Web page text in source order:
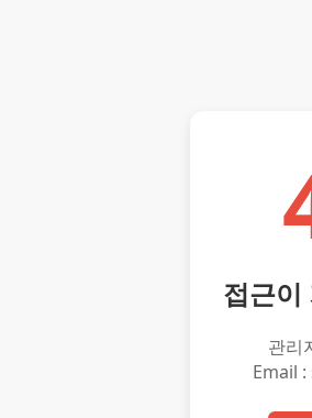
접근이
관리
Email